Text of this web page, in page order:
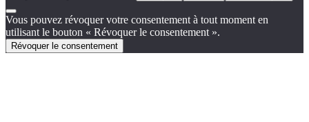
Vous pouvez révoquer votre consentement à tout moment en
utilisant le bouton « Révoquer le consentement ».
Révoquer le consentement